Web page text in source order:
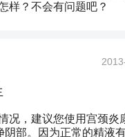
样？不会有问题吧？
况，建议您使用宫颈炎
阴部。因为正常的精液